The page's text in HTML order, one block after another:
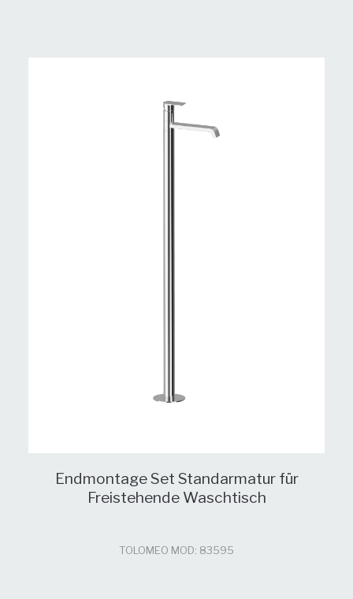
Endmontage Set Standarmatur für
Freistehende Waschtisch
TOLOMEO MOD: 83595